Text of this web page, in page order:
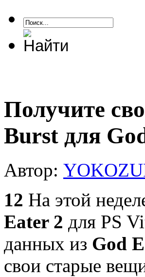
Получите
Burst для
Автор:
12 На этой
Eater 2 для PS
данных из God
свои старые